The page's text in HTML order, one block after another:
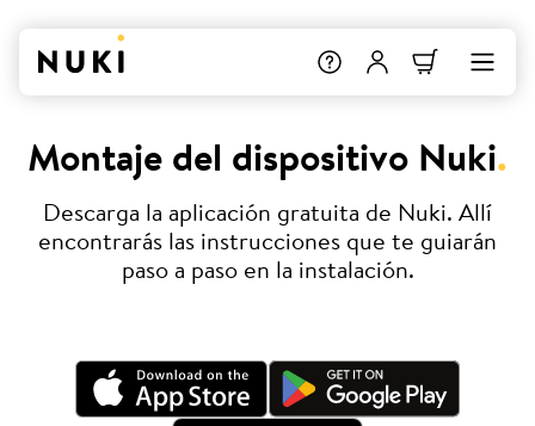
Montaje del dispositivo Nuki.
Descarga la aplicación gratuita de Nuki. Allí
encontrarás las instrucciones que te guiarán
paso a paso en la instalación.